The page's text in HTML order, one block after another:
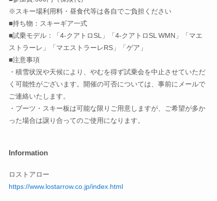
※スキー場利用料・昼食代等は各自でご負担ください
■持ち物：スキーギア一式
■試乗モデル：「4-クアトロSL」「4-クアトロSL WMN」「マエ
ストラーレ」「マエストラーレRS」「ゲア」
■注意事項
・積雪状況や天候により、やむを得ず試乗会を中止させていただ
く可能性がございます。開催の可否については、事前にメールで
ご連絡いたします。
・ブーツ・スキー板は可能な限りご用意しますが、ご希望が多か
った場合は譲り合ってのご使用になります。
Information
ロストアロー
https://www.lostarrow.co.jp/index.html